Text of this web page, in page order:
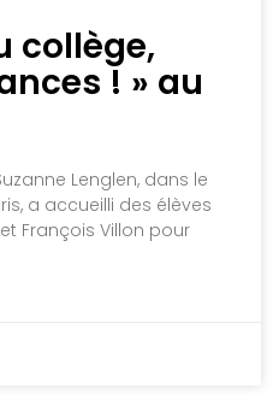
collège,
! » au
Lenglen, dans le
a accueilli des élèves
François Villon pour